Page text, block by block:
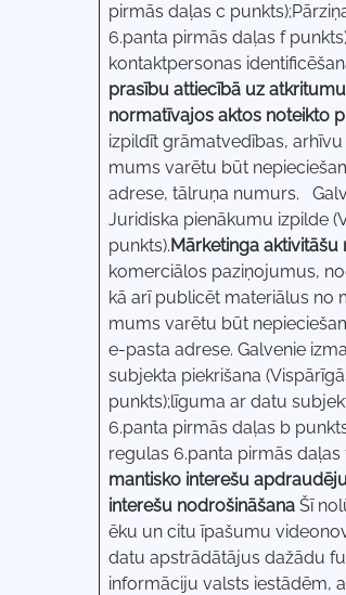
pirmās daļas c
6.panta pirmās daļas f
kontaktpersonas
prasību attiecībā uz
normatīvajos aktos noteikto
izpildīt grāmatvedības,
mums varētu būt
adrese, tālruņa numurs.
Juridiska pienākumu izpilde
punkts).Mārketinga aktivitāšu
komerciālos paziņojumus,
kā arī publicēt materiālus no
mums varētu būt
e-pasta adrese. Galvenie
subjekta piekrišana
punkts);līguma ar datu
6.panta pirmās daļas b
regulas 6.panta pirmās
mantisko interešu
interešu nodrošināšana Šī
ēku un citu īpašumu
datu apstrādātājus dažādu
informāciju valsts iestādēm,